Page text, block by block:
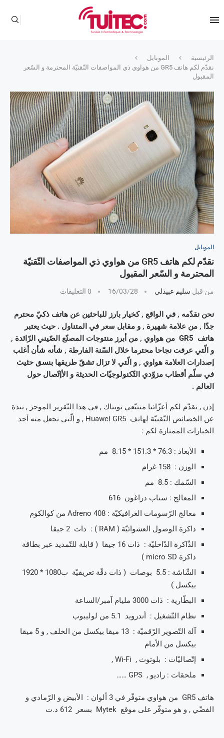
الرئيسية
الموبايل
نقدّم لكم هاتف GR5 من هواوي ذي المواصفات التّقنيّة المحترمة و السّعر
المقبول
الموبايل
نقدّم لكم هاتف GR5 من هواوي ذي المواصفات التّقنيّة
المحترمة و السّعر المقبول
من قبل سليم عبيدلي 16/03/28 0 التعليقات
نحن نقدّمه , في الواقع , كخيار بارز للباحثين عن هاتف ذكيّ محترم
جدّا , من علامة شهيرة , و مقابل سعر في المتناول . حيث يعتبر
هاتف GR5 من هواوي , من أبرز منتوجات المصنّع الصّيني الرّائدة ,
و الّتي عرفت نجاحا محترما خلال السّنة الفارطة , شأنه شأن أغلب
إصدارات العلامة هواوي , و الّتي لا تزال تشقّ طريقها بنسق حثيث
في سلّم أقطاب مزوّدي التّكنولوجيّات الحديثة و الأإتّصال حول
العالم .
إذن , نقدّم لكم أعزّائنا متتبّعي تويتاك , في هذا التّقرير الموجز , نبذة
عن الخصائص التّقنيّة لهاتف Huawei GR5 , و الّتي تجعل منه أحد
الخيارات الممتازة لكم :
الأبعاد : 76.3 * 151.3 * 8.15 مم
الوزن : 158 غرام
السّمك : 8.5 مم
المعالج : سناب دراغون 616
معالج الرّسومات الغرافيكيّة : Adreno 408 من كوالكوم
ذاكرة الوصول العشوائيّة ( RAM ) : ذات 2 جيقا
الذّاكرة الدّاخليّة : ذات 16 جيقا ( قابلة للتّمديد عبر بطاقة
ذاكرة micro SD )
الشّاشة : 5.5 بوصات ( ذات دقّة تعريفيّة ب1080 * 1920
بيكسل )
البطّارية : ذات 3000 مليام آمبر/الساعة
نظام التّشغيل : أندرويد 5.1 من لوليبوب
آلة التّصوير الرّقميّة : 13 ميقا بيكسل من الخلف , و 5 ميقا
بيكسل من الأمام
إتّصاليّات : بلوتوث , Wi-Fi ,
ملحقات : راديو , GPS ……
هاتف GR5 من هواوي متوفّر في 3 ألوان : الأبيض و الرّمادي و
الفضّي , و هو متوفّر على موقع Mytek بسعر 612 د.ت